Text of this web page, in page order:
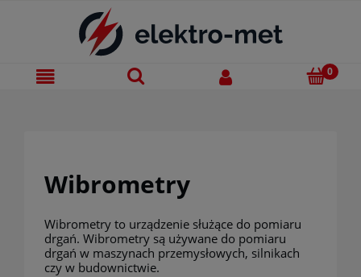
Wibrometry
Wibrometry to urządzenie służące do pomiaru
drgań. Wibrometry są używane do pomiaru
drgań w maszynach przemysłowych, silnikach
czy w budownictwie.